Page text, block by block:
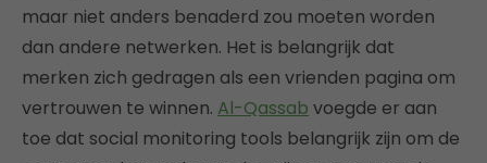
maar niet anders benaderd zou moeten worden
dan andere netwerken. Het is belangrijk dat
merken zich gedragen als een vrienden pagina om
vertrouwen te winnen. Al-Qassab voegde er aan
toe dat social monitoring tools belangrijk zijn om de